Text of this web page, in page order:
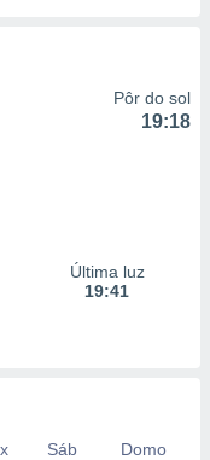
Pôr do sol
19:18
Última luz
19:41
Sáb
Domo